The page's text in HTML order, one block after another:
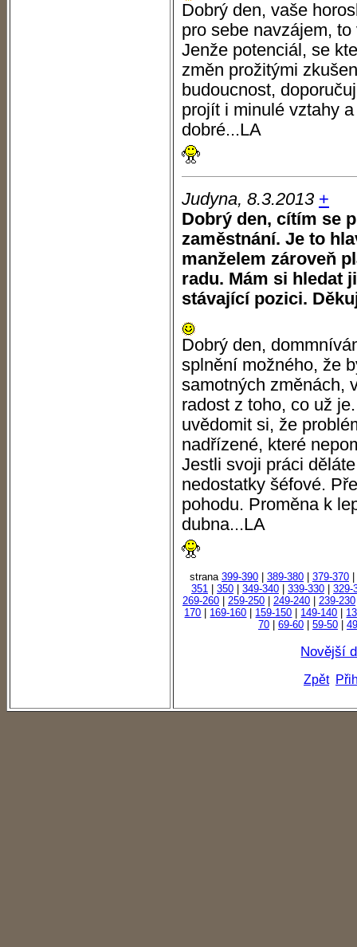
Dobrý den, vaše
pro sebe navzájem,
Jenže potenciál, se
změn prožitými
budoucnost,
projít i minulé vztahy
dobré...LA
Judyna, 8.3.2013 +
Dobrý den, cítím se
zaměstnání. Je to
manželem zároveň
radu. Mám si hledat
stávající pozici.
Dobrý den,
splnění možného, že
samotných změnách,
radost z toho, co už
uvědomit si, že
nadřízené, které
Jestli svoji práci
nedostatky šéfové.
pohodu. Proměna k
dubna...LA
strana 399-390 389-380 379-370
351
350 349-340 339-330
329-
269-260
259-250 249-240 239-230
170
169-160 159-150 149-140
70
69-60 59-50
Novější
Zpět